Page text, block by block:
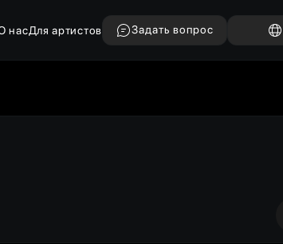
насДля артистов Задать вопрос